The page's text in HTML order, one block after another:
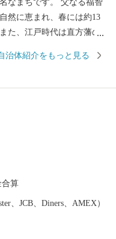
す。 父なる福智
然に恵まれ、春には約13
た、江戸時代は直方藩の
然と歴史が織
上げます。
治体紹介をもっと見る
合算
、JCB、Diners、AMEX）